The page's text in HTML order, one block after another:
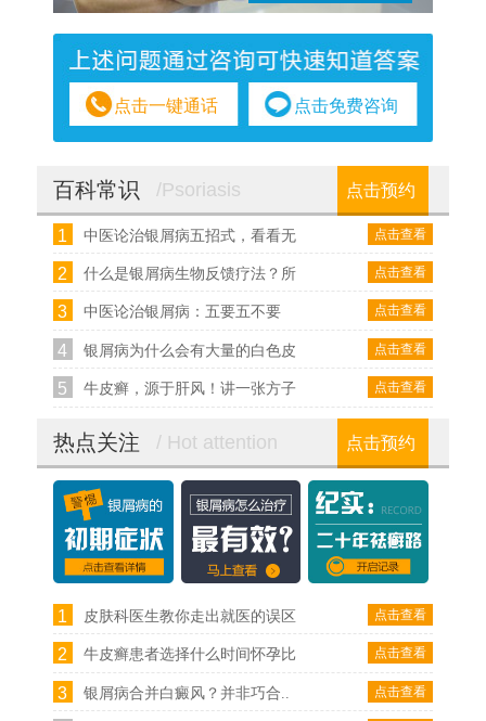
点击一键通话 点击免费咨询
百科常识 /Psoriasis 点击预约
1 点击查看
中医论治银屑病五招式，看看无
2 点击查看
什么是银屑病生物反馈疗法？所
3 点击查看
中医论治银屑病：五要五不要
4 点击查看
银屑病为什么会有大量的白色皮
5 点击查看
牛皮癣，源于肝风！讲一张方子
热点关注 / Hot attention 点击预约
1 点击查看
皮肤科医生教你走出就医的误区
2 点击查看
牛皮癣患者选择什么时间怀孕比
3 点击查看
银屑病合并白癜风？并非巧合..